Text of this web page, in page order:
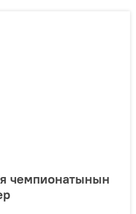
чемпионатынын